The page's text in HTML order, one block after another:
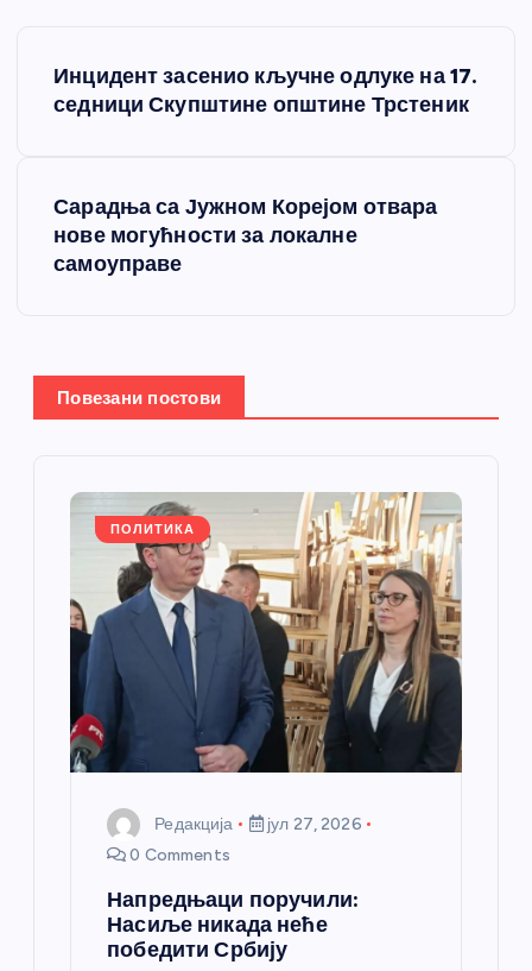
Инцидент засенио кључне одлуке на 17.
седници Скупштине општине Трстеник
Сарадња са Јужном Корејом отвара
нове могућности за локалне
самоуправе
Повезани постови
ПОЛИТИКА
Редакција
јул 27, 2026
0 Comments
Напредњаци поручили:
Насиље никада неће
победити Србију